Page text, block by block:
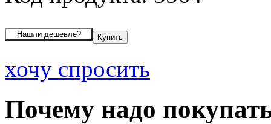
хочу спросить
Почему надо